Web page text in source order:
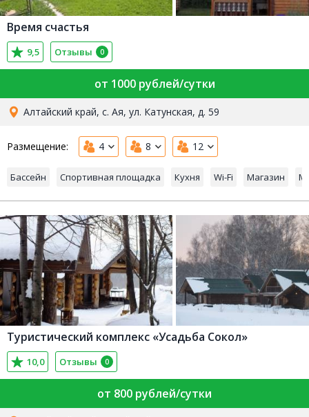
Время счастья
9,5 Отзывы 0
от 1000 рублей/сутки
Алтайский край, с. Ая, ул. Катунская, д. 59
Размещение: 4 8 12
Бассейн Спортивная площадка Кухня Wi-Fi Магазин
Туристический комплекс «Усадьба Сокол»
10,0 Отзывы 0
от 800 рублей/сутки